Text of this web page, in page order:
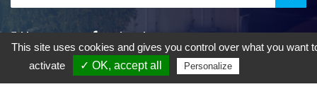
Notre page acebook
This site uses cookies and gives you control over what you want
activate
✓ OK, accept all Personalize